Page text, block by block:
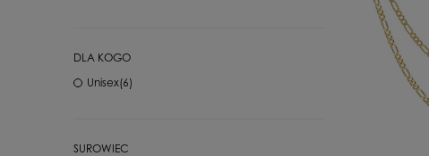
DLA KOGO
Unisex(6)
SUROWIEC